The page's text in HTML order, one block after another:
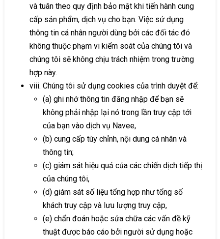
và tuân theo quy định bảo mật khi tiến hành cung
cấp sản phẩm, dịch vụ cho bạn. Việc sử dụng
thông tin cá nhân người dùng bởi các đối tác đó
không thuộc phạm vi kiểm soát của chúng tôi và
chúng tôi sẽ không chịu trách nhiệm trong trường
hợp này.
viii. Chúng tôi sử dụng cookies của trình duyệt để:
(a) ghi nhớ thông tin đăng nhập để bạn sẽ
không phải nhập lại nó trong lần truy cập tới
của bạn vào dịch vụ Navee,
(b) cung cấp tùy chỉnh, nội dung cá nhân và
thông tin;
(c) giám sát hiệu quả của các chiến dịch tiếp thị
của chúng tôi,
(d) giám sát số liệu tổng hợp như tổng số
khách truy cập và lưu lượng truy cập,
(e) chẩn đoán hoặc sửa chữa các vấn đề kỹ
thuật được báo cáo bởi người sử dụng hoặc